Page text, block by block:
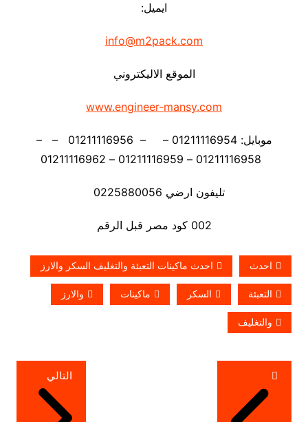
ايميل:
info@m2pack.com
الموقع الاليكتروني
www.engineer-mansy.com
موبايل: 01211116954 – – 01211116956 – –
تليفون ارضي 0225880056
002 كود مصر قبل الرقم
احدث احدث ماكينات التعبئة والتغليف السكر والارز
التعبئة السكر ماكينات والارز
والتغليف
تصفّح
المقالات
التالي